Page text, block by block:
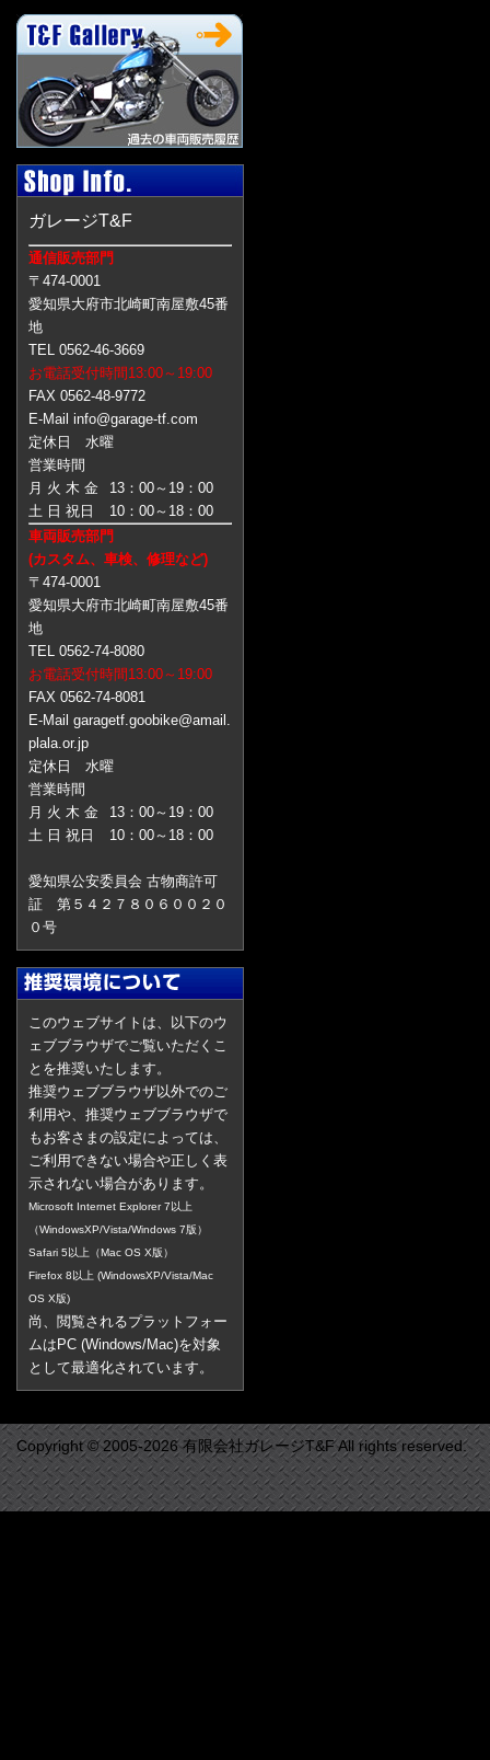
ガレージT&F
通信販売部門
〒474-0001
愛知県大府市北崎町南屋敷45番
地
TEL 0562-46-3669
お電話受付時間13:00～19:00
FAX 0562-48-9772
E-Mail info@garage-tf.com
定休日 水曜
営業時間
月 火 木 金
13：00～19：00
土 日 祝日
10：00～18：00
車両販売部門
(カスタム、車検、修理など)
〒474-0001
愛知県大府市北崎町南屋敷45番
地
TEL 0562-74-8080
お電話受付時間13:00～19:00
FAX 0562-74-8081
E-Mail garagetf.goobike@amail.
plala.or.jp
定休日 水曜
営業時間
月 火 木 金
13：00～19：00
土 日 祝日
10：00～18：00
愛知県公安委員会 古物商許可
証 第５４２７８０６００２０
０号
このウェブサイトは、以下のウ
ェブブラウザでご覧いただくこ
とを推奨いたします。
推奨ウェブブラウザ以外でのご
利用や、推奨ウェブブラウザで
もお客さまの設定によっては、
ご利用できない場合や正しく表
示されない場合があります。
Microsoft Internet Explorer 7以上
（WindowsXP/Vista/Windows 7版）
Safari 5以上（Mac OS X版）
Firefox 8以上 (WindowsXP/Vista/Mac
OS X版)
尚、閲覧されるプラットフォー
ムはPC (Windows/Mac)を対象
として最適化されています。
Copyright © 2005-2026 有限会社ガレージT&F All rights reserved.